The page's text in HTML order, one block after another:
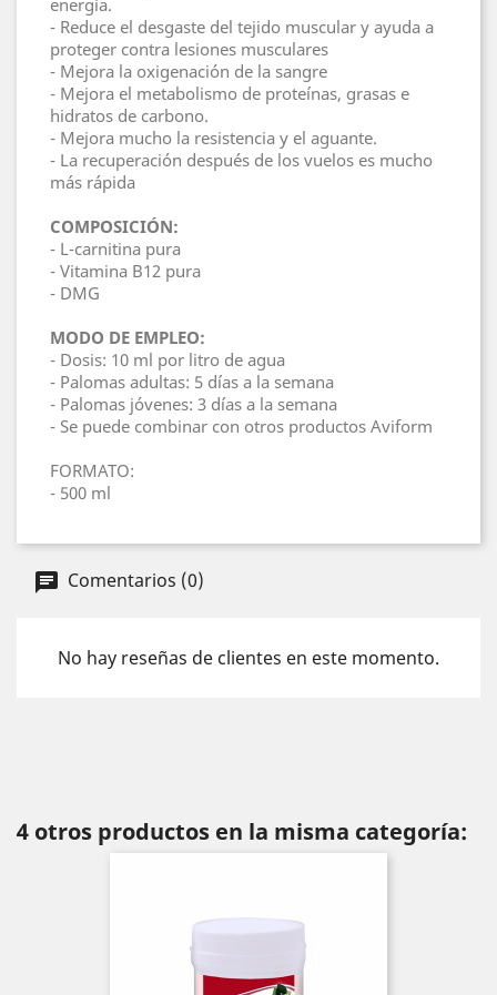
energía.
- Reduce el desgaste del tejido muscular y ayuda a
proteger contra lesiones musculares
- Mejora la oxigenación de la sangre
- Mejora el metabolismo de proteínas, grasas e
hidratos de carbono.
- Mejora mucho la resistencia y el aguante.
- La recuperación después de los vuelos es mucho
más rápida
COMPOSICIÓN:
- L-carnitina pura
- Vitamina B12 pura
- DMG
MODO DE EMPLEO:
- Dosis: 10 ml por litro de agua
- Palomas adultas: 5 días a la semana
- Palomas jóvenes: 3 días a la semana
- Se puede combinar con otros productos Aviform
FORMATO:
- 500 ml
Comentarios (0)
No hay reseñas de clientes en este momento.
4 otros productos en la misma categoría: